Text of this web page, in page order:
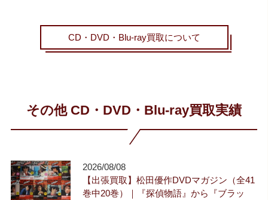
CD・DVD・Blu-ray買取について
その他 CD・DVD・Blu-ray買取実績
2026/08/08
【出張買取】松田優作DVDマガジン（全41
巻中20巻）｜『探偵物語』から『ブラッ